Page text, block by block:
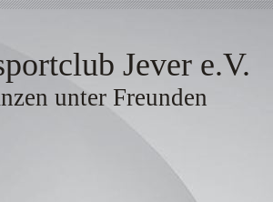
Jever e.V.
unter Freunden